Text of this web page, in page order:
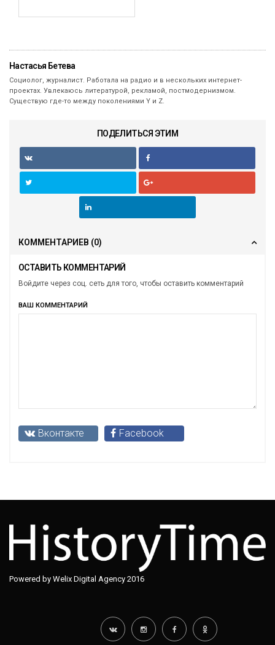
Настасья Бетева
Социолог, журналист. Работала на радио и в нескольких интернет-
проектах. Увлекаюсь литературой, рекламой, постмодернизмом.
Существую где-то между поколениями Y и Z.
ПОДЕЛИТЬСЯ ЭТИМ
КОММЕНТАРИЕВ (0)
ОСТАВИТЬ КОММЕНТАРИЙ
Войдите через соц. сеть для того, чтобы оставить комментарий
ВАШ КОММЕНТАРИЙ
Вконтакте Facebook
Powered by Welix Digital Agency 2016